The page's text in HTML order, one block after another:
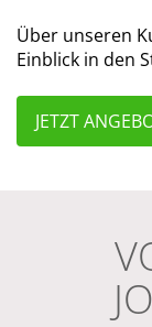
Über unseren
Einblick in den
JETZT